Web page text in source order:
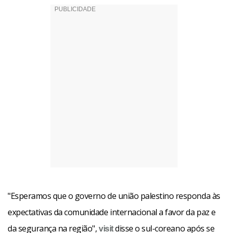
"Esperamos que o governo de união palestino responda às
expectativas da comunidade internacional a favor da paz e
da segurança na região",visitdisse o sul-coreano após se